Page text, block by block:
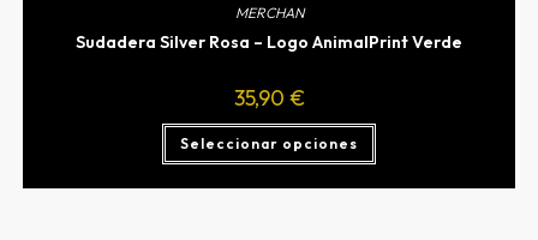
MERCHAN
Sudadera Silver Rosa – Logo AnimalPrint Verde
35,90 €
Seleccionar opciones